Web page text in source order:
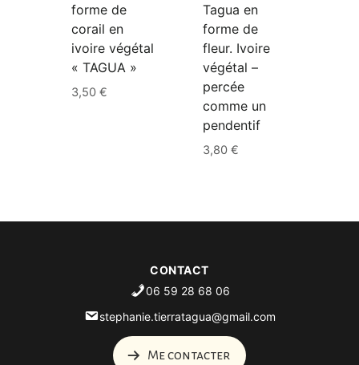
forme de
corail en
ivoire végétal
« TAGUA »
3,50 €
Tagua en
forme de
fleur. Ivoire
végétal –
percée
comme un
pendentif
3,80 €
CONTACT
06 59 28 68 06
stephanie.tierratagua@gmail.com
Me contacter